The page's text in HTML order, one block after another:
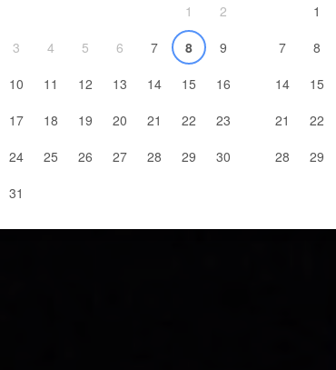
1
2
3
4 5 6 7 8
9
10
11 12 13 14 15
16
17
18 19 20 21 22
23
24
25 26 27 28 29
30
31
1
7
8
14
15
21
22
28
29